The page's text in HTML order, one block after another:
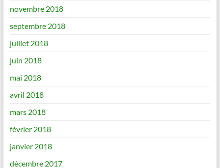
novembre 2018
septembre 2018
juillet 2018
juin 2018
mai 2018
avril 2018
mars 2018
février 2018
janvier 2018
décembre 2017